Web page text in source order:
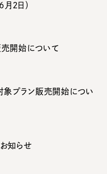
2日）
売開始について
象プラン販売開始につい
知らせ